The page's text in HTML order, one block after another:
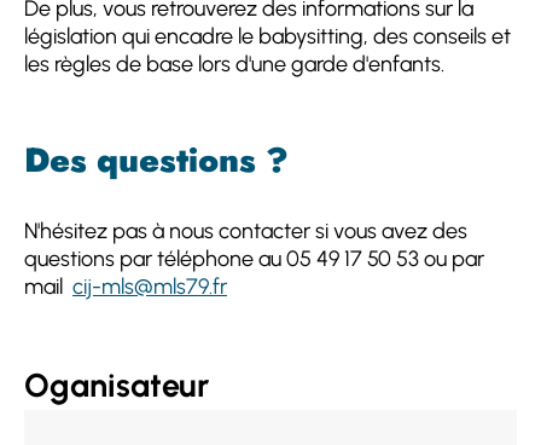
De plus, vous retrouverez des informations sur la
législation qui encadre le babysitting, des conseils et
les règles de base lors d'une garde d'enfants.
Des questions ?
N'hésitez pas à nous contacter si vous avez des
questions par téléphone au 05 49 17 50 53 ou par
mail cij-mls@mls79.fr
Oganisateur